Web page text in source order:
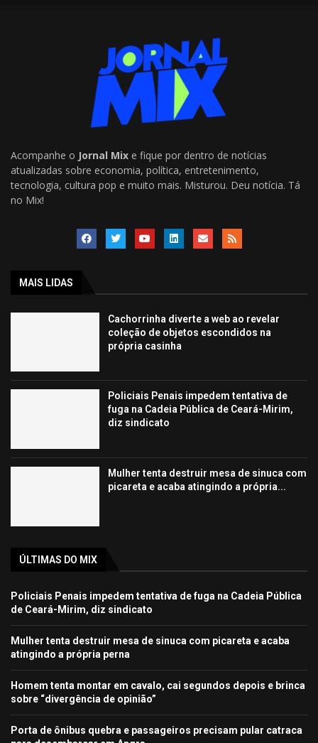
Acompanhe o Jornal Mix e fique por dentro de notícias
atualizadas sobre economia, política, entretenimento,
tecnologia, cultura pop e muito mais. Misturou. Deu notícia. Tá
no Mix!
MAIS LIDAS
Cachorrinha diverte a web ao revelar
coleção de objetos escondidos na
própria casinha
Policiais Penais impedem tentativa de
fuga na Cadeia Pública de Ceará-Mirim,
diz sindicato
Mulher tenta destruir mesa de sinuca com
picareta e acaba atingindo a própria...
ÚLTIMAS DO MIX
Policiais Penais impedem tentativa de fuga na Cadeia Pública
de Ceará-Mirim, diz sindicato
Mulher tenta destruir mesa de sinuca com picareta e acaba
atingindo a própria perna
Homem tenta montar em cavalo, cai segundos depois e brinca
sobre “divergência de opinião”
Porta de ônibus quebra e passageiros precisam pular catraca